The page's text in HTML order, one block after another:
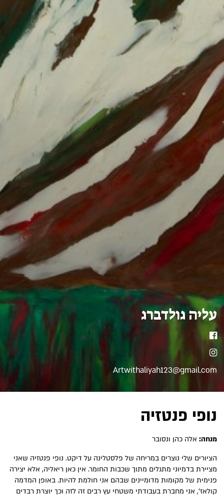
עליה גולדברג
פייסבוק
אינסטגרם
Artwithaliyah123@gmail.com
נופי פנטזיה
מנחה: אלה כהן ונסובר
הציורים שלי נוצרים במריחה של פלסטלינה על דיקט. נופי פנטזיה שאני
מציירת בדמיוני מתגלים מתוך שכבות החומר. אין כאן ריאליה, אלא יצירה
פנימית של מקומות מדומיינים שבהם אני חולמת להיות. באופן המדמה
קולאז', אני מחברת בעבודתי משטחי עץ רבים זה לזה וכך יוצרת רבדים